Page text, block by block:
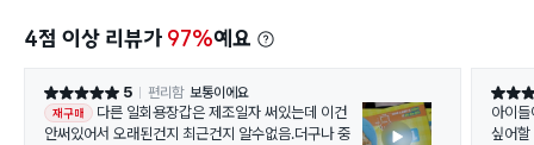
4점 이상 리뷰가 97%예요
별점 5점 5 편리함 보통이에요
재구매
다른 일회용장갑은 제조일자 써있는데 이건
안써있어서 오래된건지 최근건지 알수없음.더구나 중
별점 5
아이
싶어할